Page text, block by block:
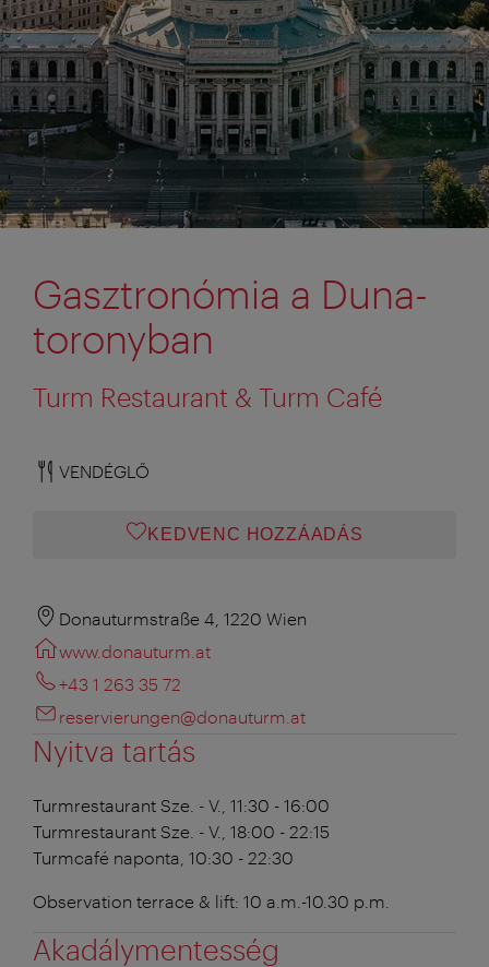
Gasztronómia a Duna-
toronyban
Turm Restaurant & Turm Café
VENDÉGLŐ
KEDVENC HOZZÁADÁS
Donauturmstraße 4, 1220 Wien
www.donauturm.at
+43 1 263 35 72
reservierungen@donauturm.at
Nyitva tartás
Turmrestaurant Sze. - V., 11:30 - 16:00
Turmrestaurant Sze. - V., 18:00 - 22:15
Turmcafé naponta, 10:30 - 22:30
Observation terrace & lift: 10 a.m.-10.30 p.m.
Akadálymentesség